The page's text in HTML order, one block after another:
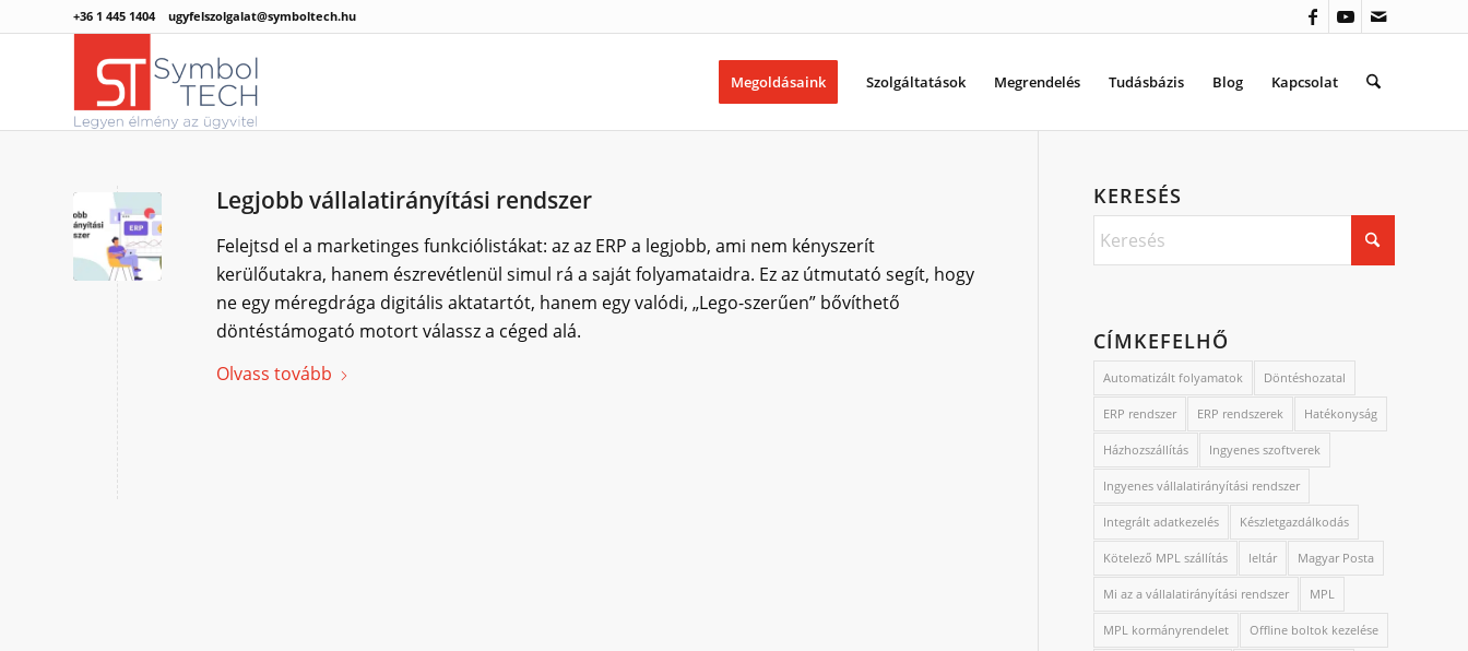
+36 1 445 1404 ugyfelszolgalat@symboltech.hu
Megoldásaink Szolgáltatások Megrendelés Tudásbázis Blog Kapcsolat
Legjobb vállalatirányítási rendszer
Felejtsd el a marketinges funkciólistákat: az az ERP a legjobb, ami nem kényszerít
kerülőutakra, hanem észrevétlenül simul rá a saját folyamataidra. Ez az útmutató segít, hogy
ne egy méregdrága digitális aktatartót, hanem egy valódi, „Lego-szerűen” bővíthető
döntéstámogató motort válassz a céged alá.
Olvass tovább
KERESÉS
CÍMKEFELHŐ
Automatizált folyamatok Döntéshozatal
ERP rendszer ERP rendszerek Hatékonyság
Házhozszállítás Ingyenes szoftverek
Ingyenes vállalatirányítási rendszer
Integrált adatkezelés Készletgazdálkodás
Kötelező MPL szállítás leltár Magyar Posta
Mi az a vállalatirányítási rendszer MPL
MPL kormányrendelet Offline boltok kezelése